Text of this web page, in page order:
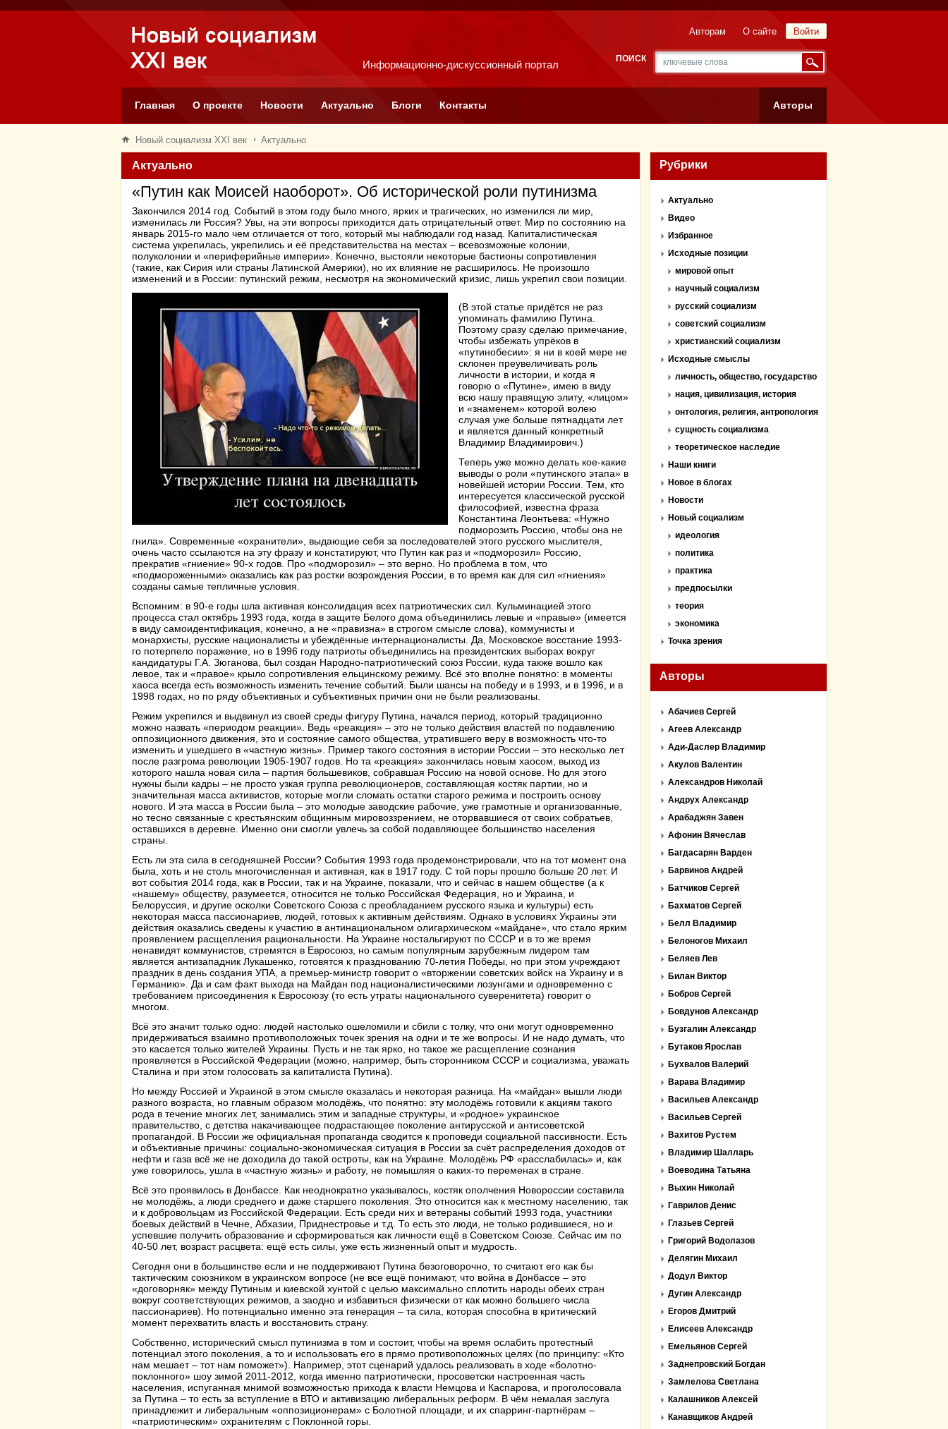
Информационно-дискуссионный портал
Войти
Авторам О сайте
ПОИСК
Главная О проекте Новости Актуально Блоги Контакты Авторы
Новый социализм XXI век Актуально
Актуально
«Путин как Моисей наоборот». Об исторической роли путинизма
Закончился 2014 год. Событий в этом году было много, ярких и трагических, но изменился ли мир,
изменилась ли Россия? Увы, на эти вопросы приходится дать отрицательный ответ. Мир по состоянию на
январь 2015-го мало чем отличается от того, который мы наблюдали год назад. Капиталистическая
система укрепилась, укрепились и её представительства на местах – всевозможные колонии,
полуколонии и «периферийные империи». Конечно, выстояли некоторые бастионы сопротивления
(такие, как Сирия или страны Латинской Америки), но их влияние не расширилось. Не произошло
изменений и в России: путинский режим, несмотря на экономический кризис, лишь укрепил свои позиции.
(В этой статье придётся не раз
упоминать фамилию Путина.
Поэтому сразу сделаю примечание,
чтобы избежать упрёков в
«путинобесии»: я ни в коей мере не
склонен преувеличивать роль
личности в истории, и когда я
говорю о «Путине», имею в виду
всю нашу правящую элиту, «лицом»
и «знаменем» которой волею
случая уже больше пятнадцати лет
и является данный конкретный
Владимир Владимирович.)
Теперь уже можно делать кое-какие
выводы о роли «путинского этапа» в
новейшей истории России. Тем, кто
интересуется классической русской
философией, известна фраза
Константина Леонтьева: «Нужно
подморозить Россию, чтобы она не
гнила». Современные «охранители», выдающие себя за последователей этого русского мыслителя,
очень часто ссылаются на эту фразу и констатируют, что Путин как раз и «подморозил» Россию,
прекратив «гниение» 90-х годов. Про «подморозил» – это верно. Но проблема в том, что
«подмороженными» оказались как раз ростки возрождения России, в то время как для сил «гниения»
созданы самые тепличные условия.
Вспомним: в 90-е годы шла активная консолидация всех патриотических сил. Кульминацией этого
процесса стал октябрь 1993 года, когда в защите Белого дома объединились левые и «правые» (имеется
в виду самоидентификация, конечно, а не «правизна» в строгом смысле слова), коммунисты и
монархисты, русские националисты и убеждённые интернационалисты. Да, Московское восстание 1993-
го потерпело поражение, но в 1996 году патриоты объединились на президентских выборах вокруг
кандидатуры Г.А. Зюганова, был создан Народно-патриотический союз России, куда также вошло как
левое, так и «правое» крыло сопротивления ельцинскому режиму. Всё это вполне понятно: в моменты
хаоса всегда есть возможность изменить течение событий. Были шансы на победу и в 1993, и в 1996, и в
1998 годах, но по ряду объективных и субъективных причин они не были реализованы.
Режим укрепился и выдвинул из своей среды фигуру Путина, начался период, который традиционно
можно назвать «периодом реакции». Ведь «реакция» – это не только действия властей по подавлению
оппозиционного движения, это и состояние самого общества, утратившего веру в возможность что-то
изменить и ушедшего в «частную жизнь». Пример такого состояния в истории России – это несколько лет
после разгрома революции 1905-1907 годов. Но та «реакция» закончилась новым хаосом, выход из
которого нашла новая сила – партия большевиков, собравшая Россию на новой основе. Но для этого
нужны были кадры – не просто узкая группа революционеров, составляющая костяк партии, но и
значительная масса активистов, которые могли сломать остатки старого режима и построить основу
нового. И эта масса в России была – это молодые заводские рабочие, уже грамотные и организованные,
но тесно связанные с крестьянским общинным мировоззрением, не оторвавшиеся от своих собратьев,
оставшихся в деревне. Именно они смогли увлечь за собой подавляющее большинство населения
страны.
Есть ли эта сила в сегодняшней России? События 1993 года продемонстрировали, что на тот момент она
была, хоть и не столь многочисленная и активная, как в 1917 году. С той поры прошло больше 20 лет. И
вот события 2014 года, как в России, так и на Украине, показали, что и сейчас в нашем обществе (а к
«нашему» обществу, разумеется, относится не только Российская Федерация, но и Украина, и
Белоруссия, и другие осколки Советского Союза с преобладанием русского языка и культуры) есть
некоторая масса пассионариев, людей, готовых к активным действиям. Однако в условиях Украины эти
действия оказались сведены к участию в антинациональном олигархическом «майдане», что стало ярким
проявлением расщепления рациональности. На Украине ностальгируют по СССР и в то же время
ненавидят коммунистов, стремятся в Евросоюз, но самым популярным зарубежным лидером там
является антизападник Лукашенко, готовятся к празднованию 70-летия Победы, но при этом учреждают
праздник в день создания УПА, а премьер-министр говорит о «вторжении советских войск на Украину и в
Германию». Да и сам факт выхода на Майдан под националистическими лозунгами и одновременно с
требованием присоединения к Евросоюзу (то есть утраты национального суверенитета) говорит о
многом.
Всё это значит только одно: людей настолько ошеломили и сбили с толку, что они могут одновременно
придерживаться взаимно противоположных точек зрения на одни и те же вопросы. И не надо думать, что
это касается только жителей Украины. Пусть и не так ярко, но такое же расщепление сознания
проявляется в Российской Федерации (можно, например, быть сторонником СССР и социализма, уважать
Сталина и при этом голосовать за капиталиста Путина).
Но между Россией и Украиной в этом смысле оказалась и некоторая разница. На «майдан» вышли люди
разного возраста, но главным образом молодёжь, что понятно: эту молодёжь готовили к акциям такого
рода в течение многих лет, занимались этим и западные структуры, и «родное» украинское
правительство, с детства накачивающее подрастающее поколение антирусской и антисоветской
пропагандой. В России же официальная пропаганда сводится к проповеди социальной пассивности. Есть
и объективные причины: социально-экономическая ситуация в России за счёт распределения доходов от
нефти и газа всё же не доходила до такой остроты, как на Украине. Молодёжь РФ «расслабилась» и, как
уже говорилось, ушла в «частную жизнь» и работу, не помышляя о каких-то переменах в стране.
Всё это проявилось в Донбассе. Как неоднократно указывалось, костяк ополчения Новороссии составила
не молодёжь, а люди среднего и даже старшего поколения. Это относится как к местному населению, так
и к добровольцам из Российской Федерации. Есть среди них и ветераны событий 1993 года, участники
боевых действий в Чечне, Абхазии, Приднестровье и т.д. То есть это люди, не только родившиеся, но и
успевшие получить образование и сформироваться как личности ещё в Советском Союзе. Сейчас им по
40-50 лет, возраст расцвета: ещё есть силы, уже есть жизненный опыт и мудрость.
Сегодня они в большинстве если и не поддерживают Путина безоговорочно, то считают его как бы
тактическим союзником в украинском вопросе (не все ещё понимают, что война в Донбассе – это
«договорняк» между Путиным и киевской хунтой с целью максимально сплотить народы обеих стран
вокруг соответствующих режимов, а заодно и избавиться физически от как можно большего числа
пассионариев). Но потенциально именно эта генерация – та сила, которая способна в критический
момент перехватить власть и восстановить страну.
Собственно, исторический смысл путинизма в том и состоит, чтобы на время ослабить протестный
потенциал этого поколения, а то и использовать его в прямо противоположных целях (по принципу: «Кто
нам мешает – тот нам поможет»). Например, этот сценарий удалось реализовать в ходе «болотно-
поклонного» шоу зимой 2011-2012, когда именно патриотически, просоветски настроенная часть
населения, испуганная мнимой возможностью прихода к власти Немцова и Каспарова, и проголосовала
за Путина – то есть за вступление в ВТО и активизацию либеральных реформ. В чём немалая заслуга
принадлежит и либеральным «оппозиционерам» с Болотной площади, и их спарринг-партнёрам –
«патриотическим» охранителям с Поклонной горы.
Рубрики
Актуально
Видео
Избранное
Исходные позиции
мировой опыт
научный социализм
русский социализм
советский социализм
христианский социализм
Исходные смыслы
личность, общество, государство
нация, цивилизация, история
онтология, религия, антропология
сущность социализма
теоретическое наследие
Наши книги
Новое в блогах
Новости
Новый социализм
идеология
политика
практика
предпосылки
теория
экономика
Точка зрения
Авторы
Абачиев Сергей
Агеев Александр
Ади-Даслер Владимир
Акулов Валентин
Александров Николай
Андрух Александр
Арабаджян Завен
Афонин Вячеслав
Багдасарян Варден
Барвинов Андрей
Батчиков Сергей
Бахматов Сергей
Белл Владимир
Белоногов Михаил
Беляев Лев
Билан Виктор
Бобров Сергей
Бовдунов Александр
Бузгалин Александр
Бутаков Ярослав
Бухвалов Валерий
Варава Владимир
Васильев Александр
Васильев Сергей
Вахитов Рустем
Владимир Шалларь
Воеводина Татьяна
Выхин Николай
Гаврилов Денис
Глазьев Сергей
Григорий Водолазов
Делягин Михаил
Додул Виктор
Дугин Александр
Егоров Дмитрий
Елисеев Александр
Емельянов Сергей
Заднепровский Богдан
Замлелова Светлана
Калашников Алексей
Канавщиков Андрей